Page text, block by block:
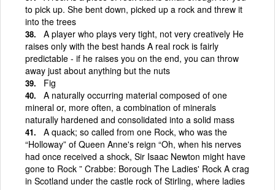
to pick up. She bent down, picked up a rock and threw it
into the trees
A player who plays very tight, not very creatively He
raises only with the best hands A real rock is fairly
predictable - if he raises you on the end, you can throw
away just about anything but the nuts
Fig
A naturally occurring material composed of one
mineral or, more often, a combination of minerals
naturally hardened and consolidated into a solid mass
A quack; so called from one Rock, who was the
“Holloway” of Queen Anne's reign “Oh, when his nerves
had once received a shock, Sir Isaac Newton might have
gone to Rock ” Crabbe: Borough The Ladies' Rock A crag
in Scotland under the castle rock of Stirling, where ladies